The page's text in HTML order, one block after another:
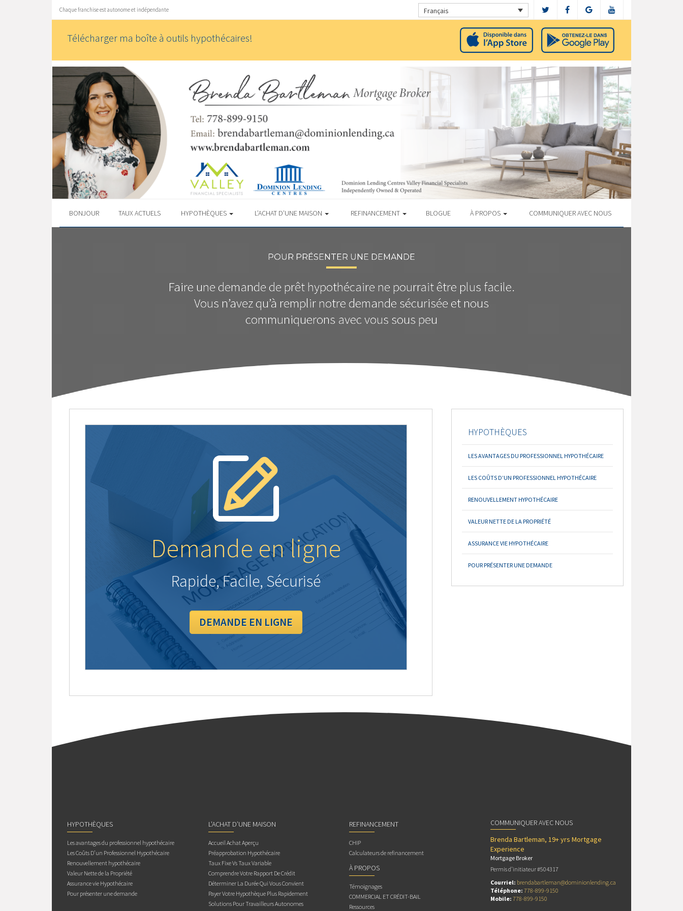
Chaque franchise est autonome et indépendante Français
Télécharger ma boîte à outils hypothécaires!
BONJOUR TAUX ACTUELS HYPOTHÈQUES L’ACHAT D’UNE MAISON REFINANCEMENT BLOGUE À PROPOS COMMUNIQUER AVEC NOUS
POUR PRÉSENTER UNE DEMANDE
Faire une demande de prêt hypothécaire ne pourrait être plus facile.
Vous n’avez qu’à remplir notre demande sécurisée et nous
communiquerons avec vous sous peu
Demande en ligne
Rapide, Facile, Sécurisé
DEMANDE EN LIGNE
HYPOTHÈQUES
LES AVANTAGES DU PROFESSIONNEL HYPOTHÉCAIRE
LES COÛTS D’UN PROFESSIONNEL HYPOTHÉCAIRE
RENOUVELLEMENT HYPOTHÉCAIRE
VALEUR NETTE DE LA PROPRIÉTÉ
ASSURANCE VIE HYPOTHÉCAIRE
POUR PRÉSENTER UNE DEMANDE
HYPOTHÈQUES
Les avantages du professionnel hypothécaire
Les Coûts D’un Professionnel Hypothécaire
Renouvellement hypothécaire
Valeur Nette de la Propriété
Assurance vie Hypothécaire
Pour présenter une demande
L’ACHAT D’UNE MAISON
Accueil Achat Aperçu
Préapprobation Hypothécaire
Taux Fixe Vs Taux Variable
Comprendre Votre Rapport De Crédit
Déterminer La Durée Qui Vous Convient
Payer Votre Hypothèque Plus Rapidement
Solutions Pour Travailleurs Autonomes
REFINANCEMENT
CHIP
Calculateurs de refinancement
À PROPOS
Témoignages
COMMERCIAL ET CRÉDIT-BAIL
Ressources
COMMUNIQUER AVEC NOUS
Brenda Bartleman, 19+ yrs Mortgage
Experience
Mortgage Broker
Permis d’initiateur #504317
Courriel: brendabartleman@dominionlending.ca
Téléphone: 778-899-9150
Mobile: 778-899-9150